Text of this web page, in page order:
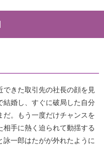
きた取引先の社長の顔を見
結婚し、すぐに破局した自分
。もう一度だけチャンスを
相手に熱く迫られて動揺する
一郎はたがが外れたように